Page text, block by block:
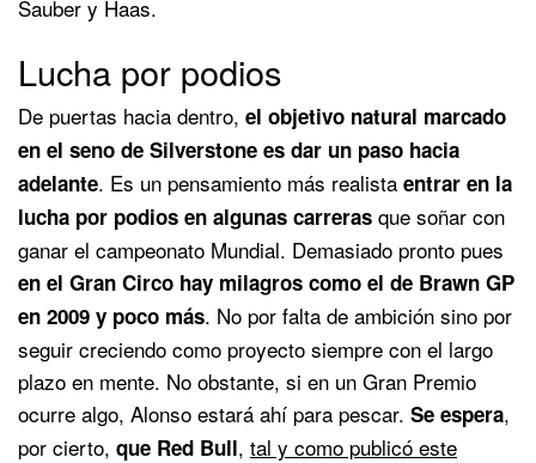
Sauber y Haas.
Lucha por podios
De puertas hacia dentro, el objetivo natural marcado
en el seno de Silverstone es dar un paso hacia
adelante. Es un pensamiento más realista entrar en la
lucha por podios en algunas carreras que soñar con
ganar el campeonato Mundial. Demasiado pronto pues
en el Gran Circo hay milagros como el de Brawn GP
en 2009 y poco más. No por falta de ambición sino por
seguir creciendo como proyecto siempre con el largo
plazo en mente. No obstante, si en un Gran Premio
ocurre algo, Alonso estará ahí para pescar. Se espera,
por cierto, que Red Bull, tal y como publicó este